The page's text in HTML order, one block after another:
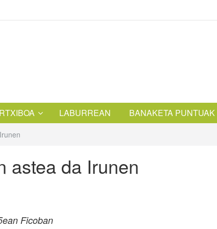
LABURREAN BANAKETA PUNTUAK
astea da Irunen
Ficoban